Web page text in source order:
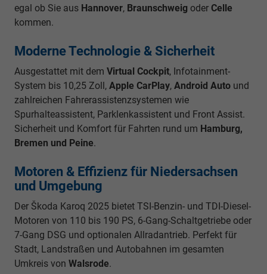
egal ob Sie aus Hannover, Braunschweig oder Celle
kommen.
Moderne Technologie & Sicherheit
Ausgestattet mit dem Virtual Cockpit, Infotainment-
System bis 10,25 Zoll, Apple CarPlay, Android Auto und
zahlreichen Fahrerassistenzsystemen wie
Spurhalteassistent, Parklenkassistent und Front Assist.
Sicherheit und Komfort für Fahrten rund um Hamburg,
Bremen und Peine.
Motoren & Effizienz für Niedersachsen
und Umgebung
Der Škoda Karoq 2025 bietet TSI-Benzin- und TDI-Diesel-
Motoren von 110 bis 190 PS, 6-Gang-Schaltgetriebe oder
7-Gang DSG und optionalen Allradantrieb. Perfekt für
Stadt, Landstraßen und Autobahnen im gesamten
Umkreis von Walsrode.